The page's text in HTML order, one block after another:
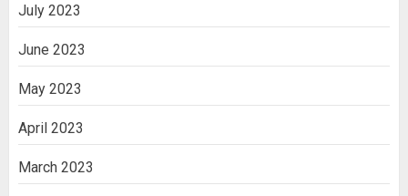
July 2023
June 2023
May 2023
April 2023
March 2023